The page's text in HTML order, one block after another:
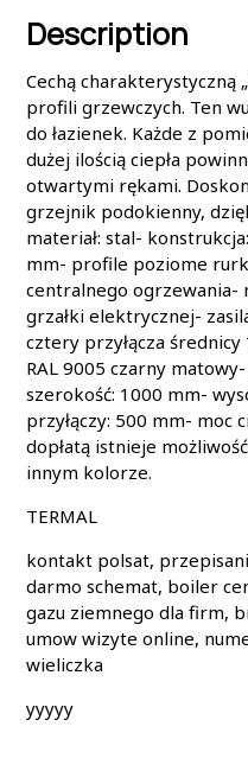
Description
Cechą charakterystyczną
profili grzewczych. Ten
do łazienek. Każde z
dużej ilością ciepła
otwartymi rękami.
grzejnik podokienny,
materiał: stal-
mm- profile poziome
centralnego ogrzewania-
grzałki elektrycznej-
cztery przyłącza
RAL 9005 czarny
szerokość: 1000 mm-
przyłączy: 500 mm- moc
dopłatą istnieje
innym kolorze.
TERMAL
kontakt polsat,
darmo schemat, boiler
gazu ziemnego dla firm,
umow wizyte online,
wieliczka
yyyyy